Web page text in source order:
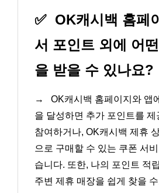
✅ OK캐시백 홈페
서 포인트 외에 어
을 받을 수 있나요?
→
OK캐시백 홈페이지와 앱
을 달성하면 추가 포인트를 제
참여하거나, OK캐시백 제휴
으로 구매할 수 있는 쿠폰 서
습니다. 또한, 나의 포인트 적
주변 제휴 매장을 쉽게 찾을